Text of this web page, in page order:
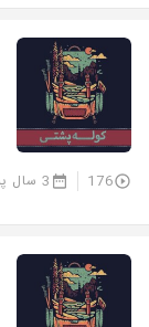
176 3 سال پیش